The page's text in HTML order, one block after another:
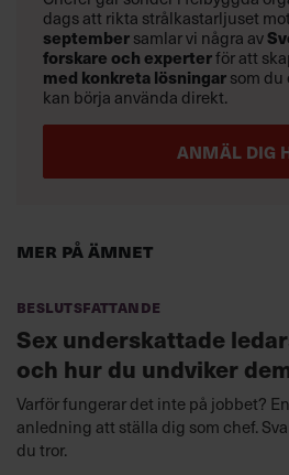
Mer på ämnet
Beslutsfattande
Sex underskattade
och hur du undviker
Varför fungerar det inte på jobbet?
anledning att ställa dig som chef.
du tror.
dags att rikta strålkastarljuset
septembersamlar vi några av
forskare och experterför att
med konkreta lösningarsom
kan börja använda direkt.
ANMÄL DIG